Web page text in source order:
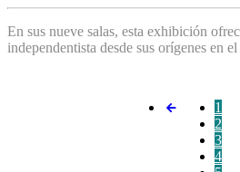
En sus nueve salas, esta exhibición
independentista desde sus orígenes en
1
2
3
4